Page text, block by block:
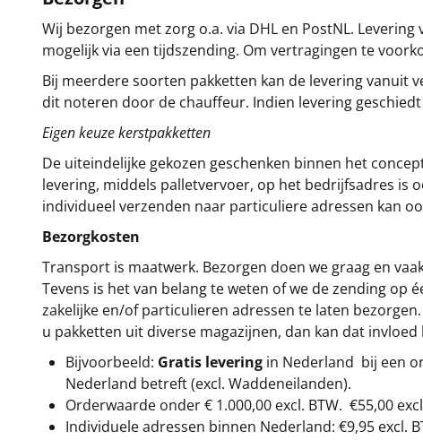
Wij bezorgen met zorg o.a. via DHL en PostNL.
mogelijk via een tijdszending. Om vertragingen te
Bij meerdere soorten pakketten kan de levering vanuit
dit noteren door de chauffeur. Indien levering
Eigen keuze kerstpakketten
De uiteindelijke gekozen geschenken binnen het
levering, middels palletvervoer, op het bedrijfsadres is
individueel verzenden naar particuliere adressen kan
Bezorgkosten
Transport is maatwerk. Bezorgen doen we graag en
Tevens is het van belang te weten of we de zending
zakelijke en/of particulieren adressen te laten
u pakketten uit diverse magazijnen, dan kan dat
Bijvoorbeeld: Gratis levering in Nederland bij een
Nederland betreft (excl. Waddeneilanden).
Orderwaarde onder € 1.000,00 excl. BTW. €55,00
Individuele adressen binnen Nederland: €9,95 excl.